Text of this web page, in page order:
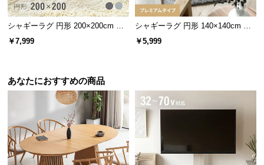
シャギーラグ 円形 200×200cm 洗
える 防音 防ダニ 抗菌防臭 滑り止
￥7,999
シャギーラグ 円形 140×140cm 洗
える 防音 防ダニ 抗菌防臭 滑り止
￥5,999
あなたにおすすめの商品